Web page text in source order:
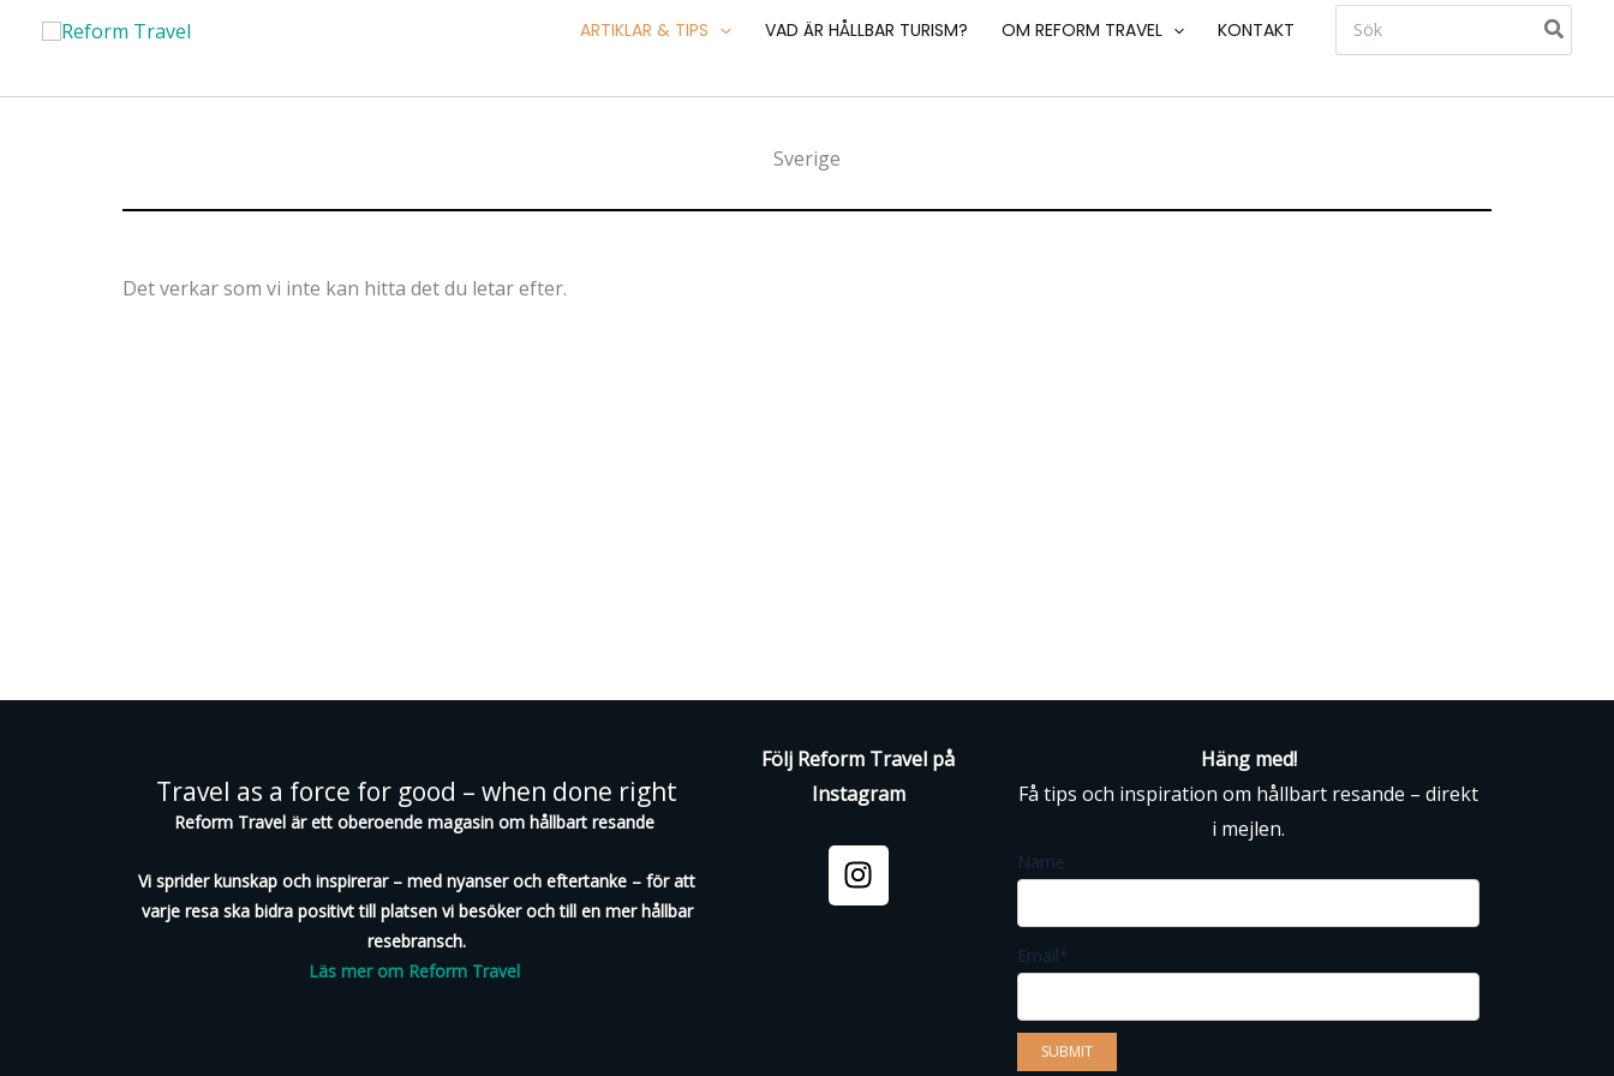
Hoppa
ARTIKLAR & TIPS VAD ÄR HÅLLBAR TURISM? OM REFORM TRAVEL KONTAKT
for:
Sverige
Det verkar som vi inte kan hitta det du letar efter.
Travel as a force for good – when done right
Reform Travel är ett oberoende magasin om hållbart resande
Vi sprider kunskap och inspirerar – med nyanser och eftertanke – för att
varje resa ska bidra positivt till platsen vi besöker och till en mer hållbar
resebransch.
Läs mer om Reform Travel
Följ Reform Travel på
Instagram
I
n
s
Häng med!
Få tips och inspiration om hållbart resande – direkt
i mejlen.
Name
Email*